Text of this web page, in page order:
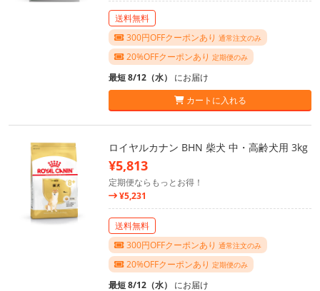
送料無料
300円OFFクーポンあり 通常注文のみ
20%OFFクーポンあり 定期便のみ
最短 8/12（水） にお届け
カートに入れる
ロイヤルカナン BHN 柴犬 中・高齢犬用 3kg
¥5,813
定期便ならもっとお得！
¥5,231
送料無料
300円OFFクーポンあり 通常注文のみ
20%OFFクーポンあり 定期便のみ
最短 8/12（水） にお届け